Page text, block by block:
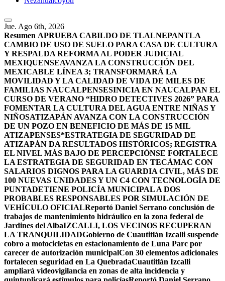
Jue. Ago 6th, 2026
Resumen APRUEBA CABILDO DE TLALNEPANTLA
CAMBIO DE USO DE SUELO PARA CASA DE CULTURA
Y RESPALDA REFORMA AL PODER JUDICIAL
MEXIQUENSEAVANZA LA CONSTRUCCIÓN DEL
MEXICABLE LÍNEA 3; TRANSFORMARÁ LA
MOVILIDAD Y LA CALIDAD DE VIDA DE MILES DE
FAMILIAS NAUCALPENSESINICIA EN NAUCALPAN EL
CURSO DE VERANO “HIDRO DETECTIVES 2026” PARA
FOMENTAR LA CULTURA DEL AGUA ENTRE NIÑAS Y
NIÑOSATIZAPÁN AVANZA CON LA CONSTRUCCIÓN
DE UN POZO EN BENEFICIO DE MÁS DE 15 MIL
ATIZAPENSES*ESTRATEGIA DE SEGURIDAD DE
ATIZAPÁN DA RESULTADOS HISTÓRICOS; REGISTRA
EL NIVEL MÁS BAJO DE PERCEPCIÓNSE FORTALECE
LA ESTRATEGIA DE SEGURIDAD EN TECÁMAC CON
SALARIOS DIGNOS PARA LA GUARDIA CIVIL, MÁS DE
100 NUEVAS UNIDADES Y UN C4 CON TECNOLOGÍA DE
PUNTADETIENE POLICÍA MUNICIPAL A DOS
PROBABLES RESPONSABLES POR SIMULACIÓN DE
VEHÍCULO OFICIALReportó Daniel Serrano conclusión de
trabajos de mantenimiento hidráulico en la zona federal de
Jardines del AlbaIZCALLI, LOS VECINOS RECUPERAN
LA TRANQUILIDADGobierno de Cuautitlán Izcalli suspende
cobro a motocicletas en estacionamiento de Luna Parc por
carecer de autorización municipalCon 30 elementos adicionales
fortalecen seguridad en La QuebradaCuautitlán Izcalli
ampliará videovigilancia en zonas de alta incidencia y